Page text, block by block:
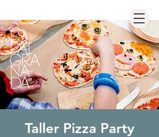
Taller Pizza Party